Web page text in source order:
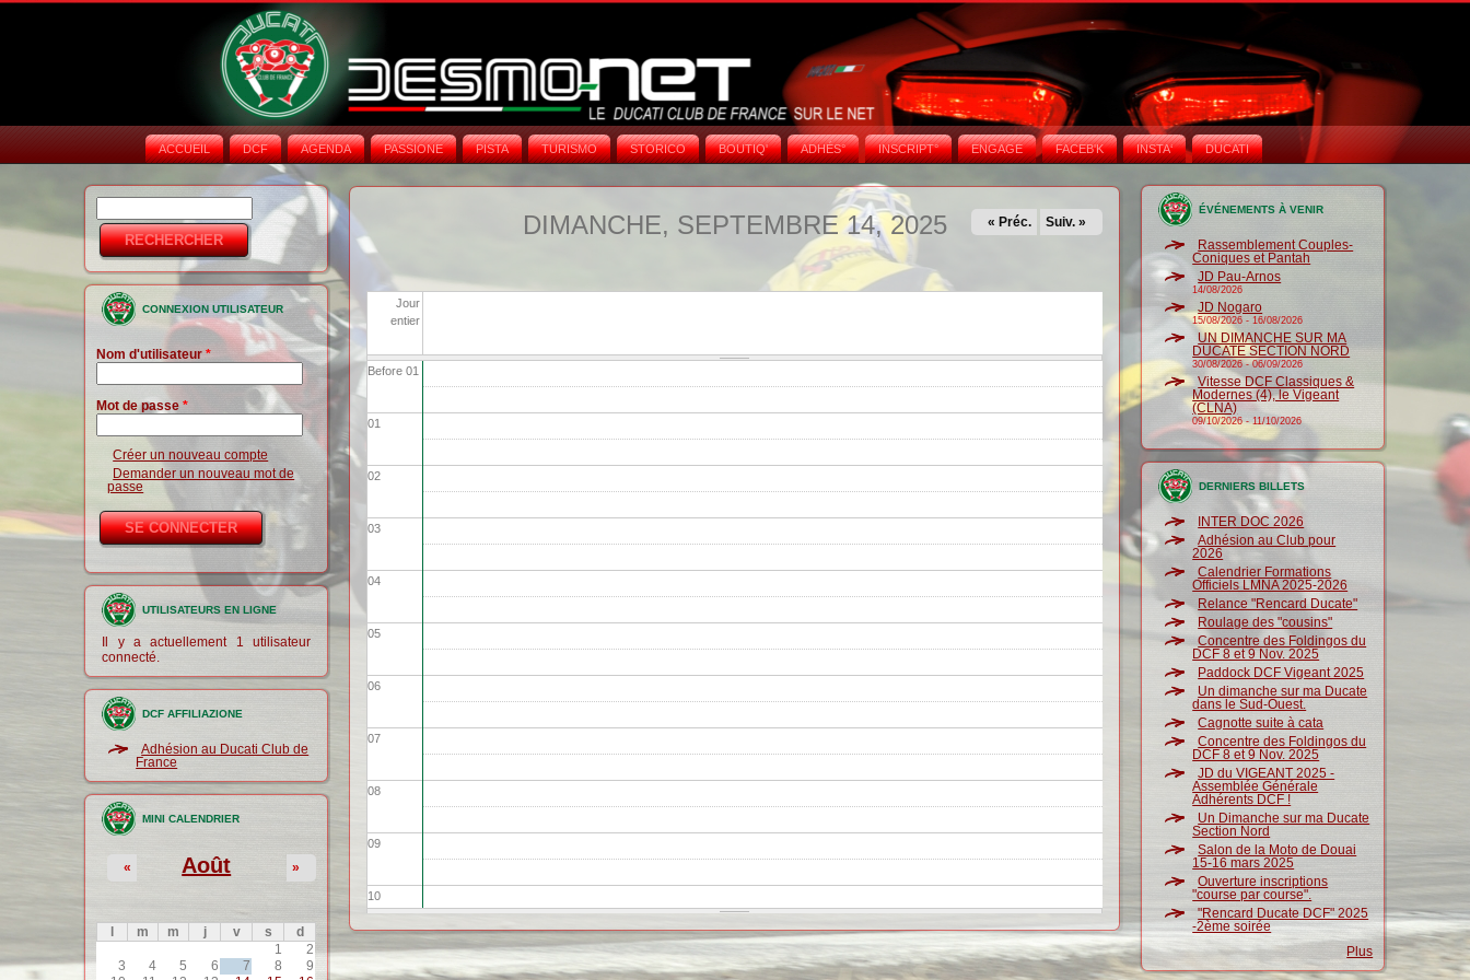
ACCUEIL DCF AGENDA PASSIONE PISTA TURISMO STORICO BOUTIQ' ADHÉS° INSCRIPT° ENGAGE FACEB'K INSTA‘ DUCATI
Formulaire de
recherche
CONNEXION UTILISATEUR
Nom d'utilisateur*
Mot de passe*
Créer un nouveau compte
Demander un nouveau mot de
passe
UTILISATEURS EN LIGNE
Il y a actuellement 1 utilisateur
connecté.
DCF AFFILIAZIONE
Adhésion au Ducati Club de
France
MINI CALENDRIER
Août
« »
m m j v s
d
1
2
3
4 5 6 7 8
9
DIMANCHE, SEPTEMBRE 14, 2025 « Préc. Suiv. »
Jour
entier
Before 01
01
02
03
04
05
06
07
08
09
10
11
ÉVÉNEMENTS À VENIR
Rassemblement Couples-
Coniques et Pantah
JD Pau-Arnos
14/08/2026
JD Nogaro
15/08/2026 -16/08/2026
UN DIMANCHE SUR MA
DUCATE SECTION NORD
30/08/2026-06/09/2026
Vitesse DCF Classiques &
Modernes (4), le Vigeant
(CLNA)
09/10/2026-11/10/2026
DERNIERS BILLETS
INTER DOC 2026
Adhésion au Club pour
2026
Calendrier Formations
Officiels LMNA 2025-2026
Relance "Rencard Ducate"
Roulage des "cousins"
Concentre des Foldingos du
DCF 8 et 9 Nov. 2025
Paddock DCF Vigeant 2025
Un dimanche sur ma Ducate
dans le Sud-Ouest.
Cagnotte suite à cata
Concentre des Foldingos du
DCF 8 et 9 Nov. 2025
JD du VIGEANT 2025 -
Assemblée Générale
Adhérents DCF !
Un Dimanche sur ma Ducate
Section Nord
Salon de la Moto de Douai
15-16 mars 2025
Ouverture inscriptions
"course par course".
"Rencard Ducate DCF" 2025
-2ème soirée
Plus